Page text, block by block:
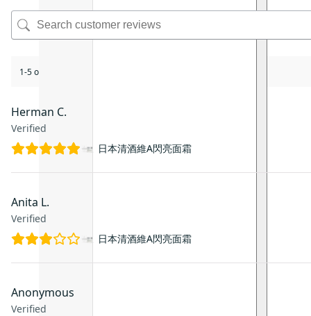
1-5 of 7 reviews
Herman C.
Verified
日本清酒維A閃亮面霜
Anita L.
Verified
日本清酒維A閃亮面霜
Anonymous
Verified